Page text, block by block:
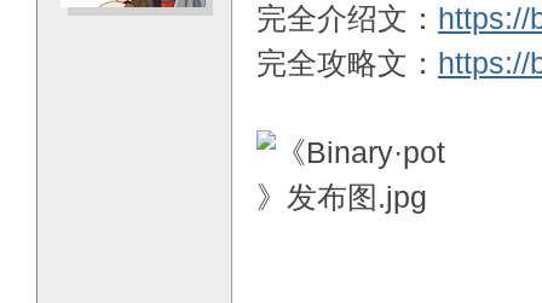
完全介绍文： https://
完全攻略文： https://